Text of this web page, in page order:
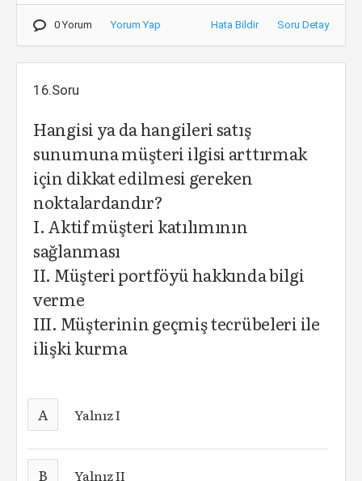
0 Yorum Yorum Yap Hata Bildir Soru Detay
16.Soru
Hangisi ya da hangileri satış
sunumuna müşteri ilgisi arttırmak
için dikkat edilmesi gereken
noktalardandır?
I. Aktif müşteri katılımının
sağlanması
II. Müşteri portföyü hakkında bilgi
verme
III. Müşterinin geçmiş tecrübeleri ile
ilişki kurma
A Yalnız I
B Yalnız II